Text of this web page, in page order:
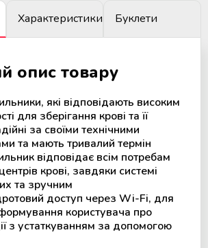
та
крові
крові
Характеристики Буклети
опис товару
які відповідають високим
для зберігання крові та її
за своїми технічними
та мають тривалий термін
відповідає всім потребам
крові, завдяки системі
та зручним
доступ через Wi-Fi, для
користувача про
з устаткуванням за допомогою